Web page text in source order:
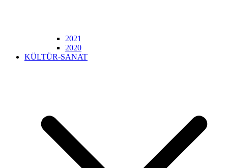
2021
2020
KÜLTÜR-SANAT